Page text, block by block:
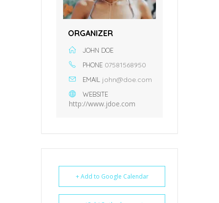
ORGANIZER
JOHN DOE
PHONE 07581568950
EMAIL john@doe.com
WEBSITE
http://www.jdoe.com
+ Add to Google Calendar